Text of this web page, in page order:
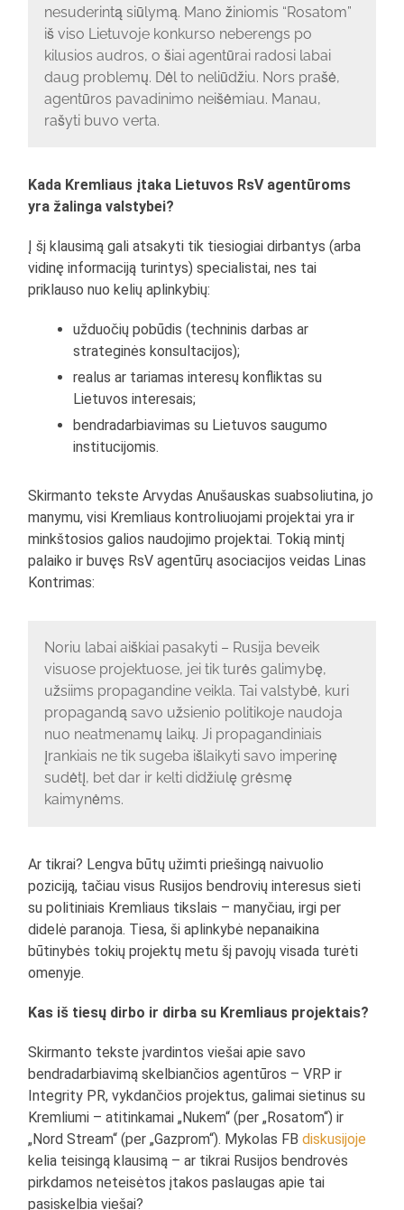
nesuderintą siūlymą. Mano žiniomis “Rosatom”
iš viso Lietuvoje konkurso neberengs po
kilusios audros, o šiai agentūrai radosi labai
daug problemų. Dėl to neliūdžiu. Nors prašė,
agentūros pavadinimo neišėmiau. Manau,
rašyti buvo verta.
Kada Kremliaus įtaka Lietuvos RsV agentūroms
yra žalinga valstybei?
Į šį klausimą gali atsakyti tik tiesiogiai dirbantys (arba
vidinę informaciją turintys) specialistai, nes tai
priklauso nuo kelių aplinkybių:
užduočių pobūdis (techninis darbas ar
strateginės konsultacijos);
realus ar tariamas interesų konfliktas su
Lietuvos interesais;
bendradarbiavimas su Lietuvos saugumo
institucijomis.
Skirmanto tekste Arvydas Anušauskas suabsoliutina, jo
manymu, visi Kremliaus kontroliuojami projektai yra ir
minkštosios galios naudojimo projektai. Tokią mintį
palaiko ir buvęs RsV agentūrų asociacijos veidas Linas
Kontrimas:
Noriu labai aiškiai pasakyti – Rusija beveik
visuose projektuose, jei tik turės galimybę,
užsiims propagandine veikla. Tai valstybė, kuri
propagandą savo užsienio politikoje naudoja
nuo neatmenamų laikų. Ji propagandiniais
įrankiais ne tik sugeba išlaikyti savo imperinę
sudėtį, bet dar ir kelti didžiulę grėsmę
kaimynėms.
Ar tikrai? Lengva būtų užimti priešingą naivuolio
poziciją, tačiau visus Rusijos bendrovių interesus sieti
su politiniais Kremliaus tikslais – manyčiau, irgi per
didelė paranoja. Tiesa, ši aplinkybė nepanaikina
būtinybės tokių projektų metu šį pavojų visada turėti
omenyje.
Kas iš tiesų dirbo ir dirba su Kremliaus projektais?
Skirmanto tekste įvardintos viešai apie savo
bendradarbiavimą skelbiančios agentūros – VRP ir
Integrity PR, vykdančios projektus, galimai sietinus su
Kremliumi – atitinkamai „Nukem“ (per „Rosatom“) ir
„Nord Stream“ (per „Gazprom“). Mykolas FBdiskusijoje
kelia teisingą klausimą – ar tikrai Rusijos bendrovės
pirkdamos neteisėtos įtakos paslaugas apie tai
pasiskelbia viešai?